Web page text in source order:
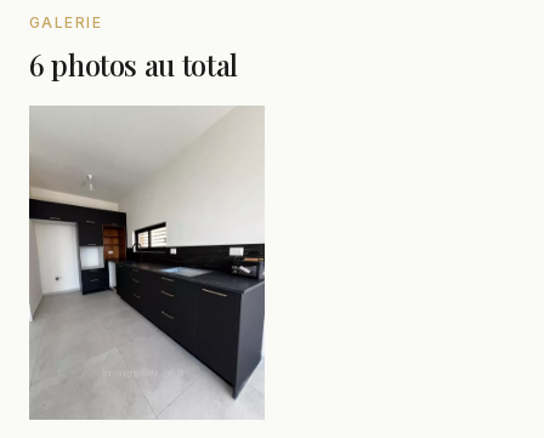
GALERIE
6 photos au total